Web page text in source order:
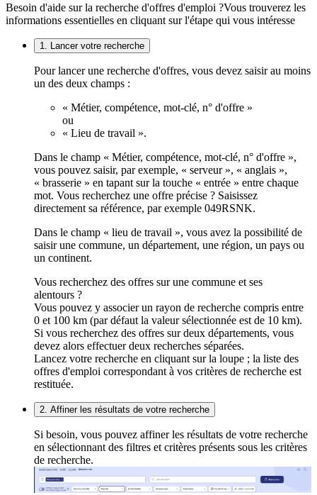
Besoin d'aide sur la recherche d'offres d'emploi ?Vous trouverez les
informations essentielles en cliquant sur l'étape qui vous intéresse
1. Lancer votre recherche
Pour lancer une recherche d'offres, vous devez saisir au moins
un des deux champs :
« Métier, compétence, mot-clé, n° d'offre »
ou
« Lieu de travail ».
Dans le champ « Métier, compétence, mot-clé, n° d'offre »,
vous pouvez saisir, par exemple, « serveur », « anglais »,
« brasserie » en tapant sur la touche « entrée » entre chaque
mot. Vous recherchez une offre précise ? Saisissez
directement sa référence, par exemple 049RSNK.
Dans le champ « lieu de travail », vous avez la possibilité de
saisir une commune, un département, une région, un pays ou
un continent.
Vous recherchez des offres sur une commune et ses
alentours ?
Vous pouvez y associer un rayon de recherche compris entre
0 et 100 km (par défaut la valeur sélectionnée est de 10 km).
Si vous recherchez des offres sur deux départements, vous
devez alors effectuer deux recherches séparées.
Lancez votre recherche en cliquant sur la loupe ; la liste des
offres d'emploi correspondant à vos critères de recherche est
restituée.
2. Affiner les résultats de votre recherche
Si besoin, vous pouvez affiner les résultats de votre recherche
en sélectionnant des filtres et critères présents sous les critères
de recherche.